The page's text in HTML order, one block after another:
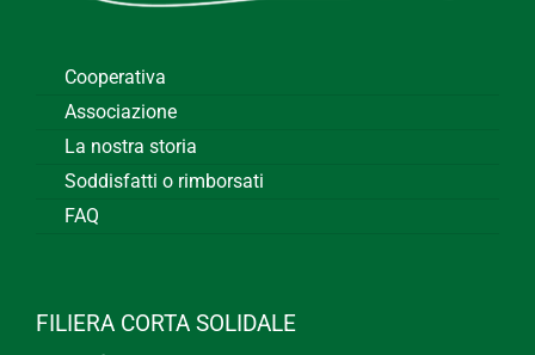
Cooperativa
Associazione
La nostra storia
Soddisfatti o rimborsati
FAQ
FILIERA CORTA SOLIDALE